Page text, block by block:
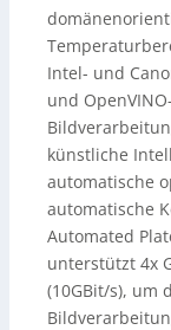
Intel- und
und
künstliche
automatische
automatische
Automated
unterstützt 4x
(10GBit/s), um